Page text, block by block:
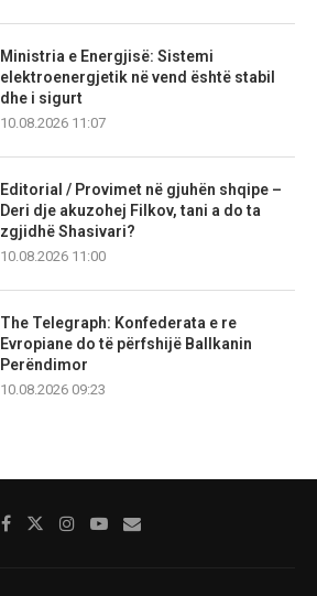
Ministria e Energjisë: Sistemi
elektroenergjetik në vend është stabil
dhe i sigurt
10.08.2026 11:07
Editorial / Provimet në gjuhën shqipe –
Deri dje akuzohej Filkov, tani a do ta
zgjidhë Shasivari?
10.08.2026 11:00
The Telegraph: Konfederata e re
Evropiane do të përfshijë Ballkanin
Perëndimor
10.08.2026 09:23